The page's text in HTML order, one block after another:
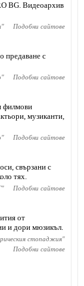
BG. Видеоархив
" Подобни сайтове
предаване с
" Подобни сайтове
филмови
музиканти,
" Подобни сайтове
свързани с
тях.
" Подобни сайтове
от
и дори мюзикъл.
стопаджия"
Подобни сайтове